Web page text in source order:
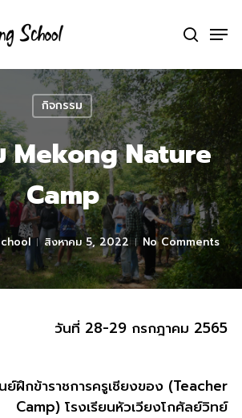
search
กิจกรรม
Mekong Nature
Camp
สิงหาคม 5, 2022 No Comments
วันที่ 28-29 กรกฎาคม 2565
ฝึกข้าราชการครูเชียงของ (Teacher
Camp) โรงเรียนหัวเวียงโกศัลย์วิทย์